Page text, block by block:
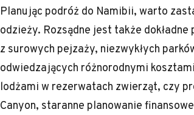
Planując podróż do Namibii, warto
odzieży. Rozsądne jest także
z surowych pejzaży, niezwykłych
odwiedzających różnorodnymi
lodżami w rezerwatach zwierząt, czy
Canyon, staranne planowanie